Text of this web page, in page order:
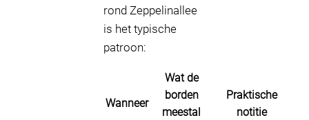
rond Zeppelinallee
is het typische
patroon:
Wanneer
Wat de
borden
meestal
Praktische
notitie